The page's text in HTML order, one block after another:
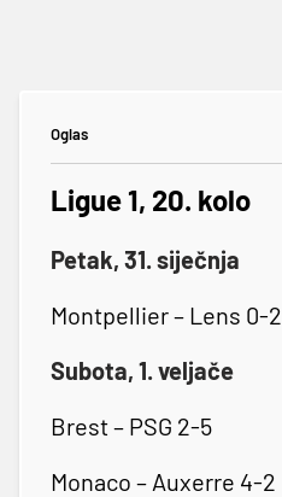
Oglas
Ligue 1, 20. kolo
Petak, 31. siječnja
Montpellier – Lens 0-2
Subota, 1. veljače
Brest – PSG 2-5
Monaco – Auxerre 4-2